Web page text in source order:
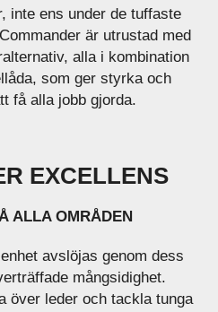
inte ens under de tuffaste
är utrustad med
alla i kombination
som ger styrka och
få alla jobb gjorda.
EXCELLENS
ALLA OMRÅDEN
avslöjas genom dess
mångsidighet.
över leder och tackla tunga